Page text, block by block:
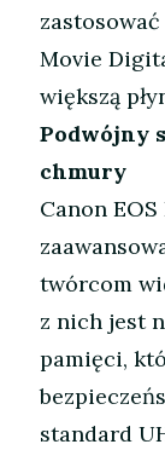
Movie
większą
Podwójny
chmury
Canon
twórcom
z nich jest
pamięci,
standard